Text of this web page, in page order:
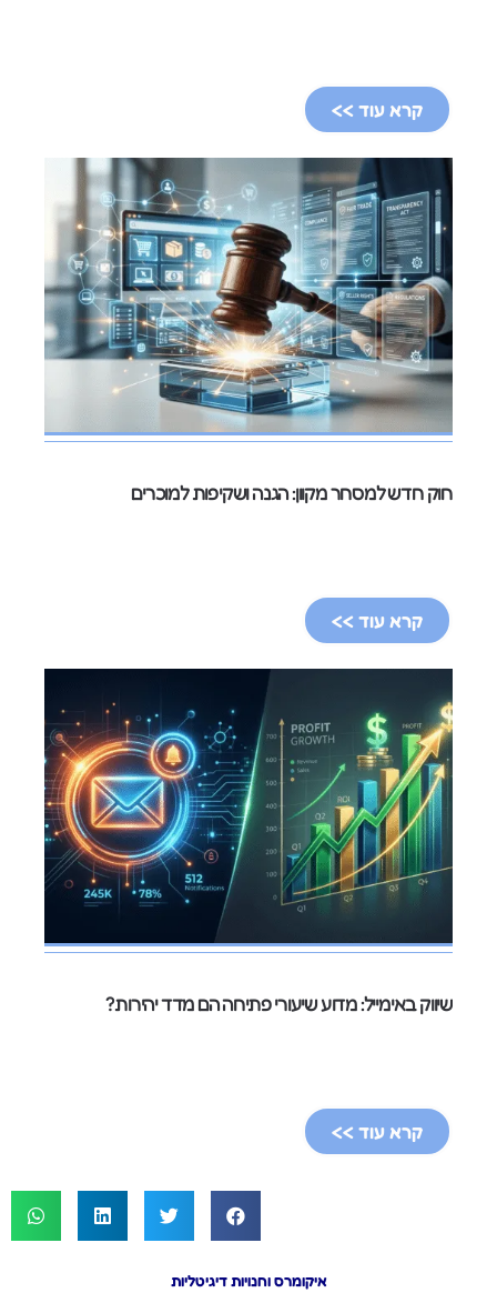
איקומרס וחנויות דיגיטליות
קרא עוד >>
חוק חדש למסחר מקוון: הגנה ושקיפות למוכרים
קרא עוד >>
שיווק באימייל: מדוע שיעורי פתיחה הם מדד יהירות?
קרא עוד >>